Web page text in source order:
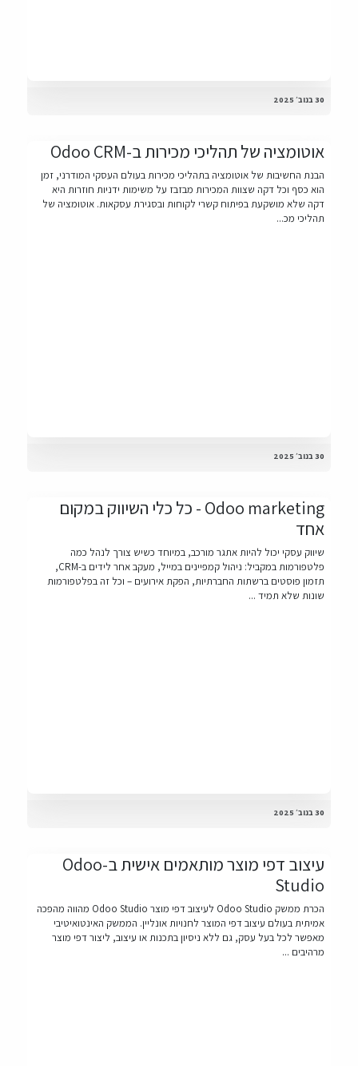
30 בנוב׳ 2025
אוטומציה של תהליכי מכירות ב-Odoo CRM
הבנת החשיבות של אוטומציה בתהליכי מכירות בעולם העסקי המודרני, זמן
הוא כסף וכל דקה שצוות המכירות מבזבז על משימות ידניות חוזרות היא
דקה שלא מושקעת בפיתוח קשרי לקוחות ובסגירת עסקאות. אוטומציה של
תהליכי מכ...
30 בנוב׳ 2025
Odoo marketing - כל כלי השיווק במקום
אחד
שיווק עסקי יכול להיות אתגר מורכב, במיוחד כשיש צורך לנהל כמה
פלטפורמות במקביל: ניהול קמפיינים במייל, מעקב אחר לידים ב-CRM,
תזמון פוסטים ברשתות החברתיות, הפקת אירועים – וכל זה בפלטפורמות
שונות שלא תמיד ...
30 בנוב׳ 2025
עיצוב דפי מוצר מותאמים אישית ב-Odoo
Studio
הכרת ממשק Odoo Studio לעיצוב דפי מוצר Odoo Studio מהווה מהפכה
אמיתית בעולם עיצוב דפי המוצר לחנויות אונליין. הממשק האינטואיטיבי
מאפשר לכל בעל עסק, גם ללא ניסיון בתכנות או עיצוב, ליצור דפי מוצר
מרהיבים ...